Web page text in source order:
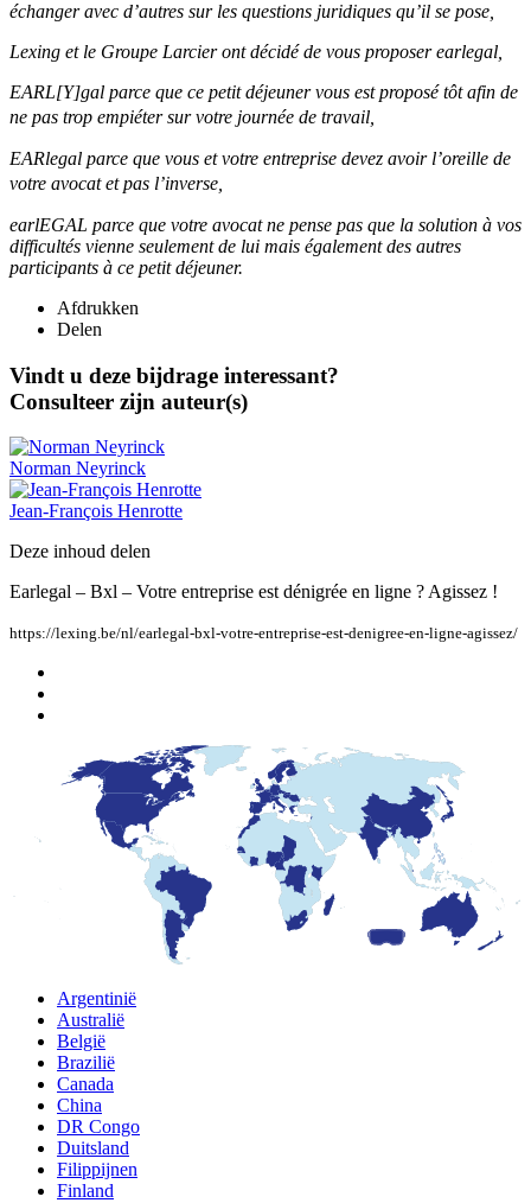
échanger avec d’autres sur les questions juridiques qu’il se pose,
Lexing et le Groupe Larcier ont décidé de vous proposer earlegal,
EARL[Y]gal parce que ce petit déjeuner vous est proposé tôt afin de
ne pas trop empiéter sur votre journée de travail,
EARlegal parce que vous et votre entreprise devez avoir l’oreille de
votre avocat et pas l’inverse,
earlEGAL parce que votre avocat ne pense pas que la solution à vos
difficultés vienne seulement de lui mais également des autres
participants à ce petit déjeuner.
Afdrukken
Delen
Vindt u deze bijdrage interessant?
Consulteer zijn auteur(s)
Norman Neyrinck
Jean-François Henrotte
Deze inhoud delen
Earlegal – Bxl – Votre entreprise est dénigrée en ligne ? Agissez !
https://lexing.be/nl/earlegal-bxl-votre-entreprise-est-denigree-en-ligne-agissez/
Argentinië
Australië
België
Brazilië
Canada
China
DR Congo
Duitsland
Filippijnen
Finland